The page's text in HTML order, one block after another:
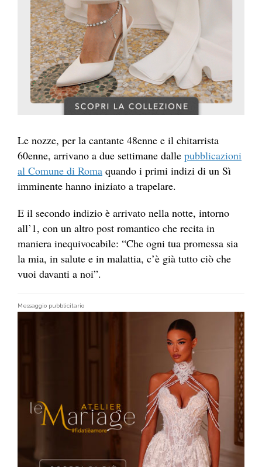
Le nozze, per la cantante 48enne e il chitarrista
60enne, arrivano a due settimane dalle pubblicazioni
al Comune di Roma quando i primi indizi di un Sì
imminente hanno iniziato a trapelare.
E il secondo indizio è arrivato nella notte, intorno
all’1, con un altro post romantico che recita in
maniera inequivocabile: “Che ogni tua promessa sia
la mia, in salute e in malattia, c’è già tutto ciò che
vuoi davanti a noi”.
Messaggio pubblicitario